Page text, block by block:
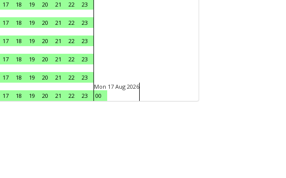
17 18 19 20 21 22
23
17 18 19 20 21 22
23
17 18 19 20 21 22
23
17 18 19 20 21 22
23
17 18 19 20 21 22
23
17 18 19 20 21 22 23
Mon 17 Aug 2026
00